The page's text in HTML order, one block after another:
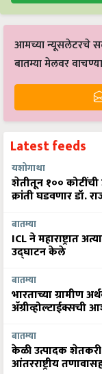
आमच्या न्यूसलेटरचे
बातम्या मेलवर
Latest feeds
यशोगाथा
शेतीतून १००
क्रांती घडवणार डॉ.
बातम्या
ICL ने महाराष्ट्रात
उद्घाटन केले
बातम्या
भारताच्या ग्रामीण
अ‍ॅग्रीव्होल्टाईक्सची
बातम्या
केळी उत्पादक
आंतरराष्ट्रीय